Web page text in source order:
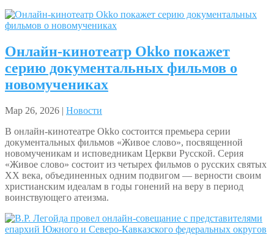
Онлайн-кинотеатр Okko покажет
серию документальных фильмов о
новомучениках
Мар 26, 2026 | Новости
В онлайн-кинотеатре Okko состоится премьера серии
документальных фильмов «Живое слово», посвященной
новомученикам и исповедникам Церкви Русской. Серия
«Живое слово» состоит из четырех фильмов о русских святых
ХХ века, объединенных одним подвигом — верности своим
христианским идеалам в годы гонений на веру в период
воинствующего атеизма.